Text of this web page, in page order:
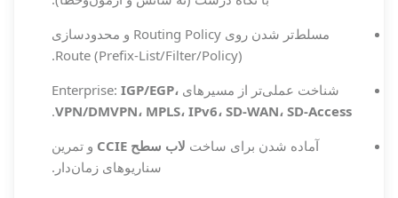
مسلط‌تر شدن روی Routing Policy و محدودسازی
Route (Prefix-List/Filter/Policy).
شناخت عملی‌تر از مسیرهای Enterprise:IGP/EGP،
VPN/DMVPN، MPLS، IPv6، SD-WAN، SD-Access.
آماده شدن برای ساخت لاب سطح CCIE
و تمرین
سناریوهای زمان‌دار.